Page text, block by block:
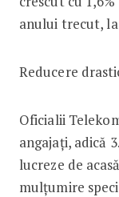
anului trecut,
Reducere
Oficialii
angajați, adică
lucreze de
mulțumire